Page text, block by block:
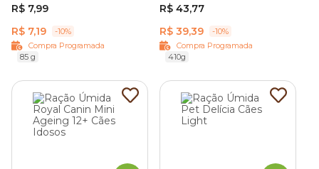
R$ 7,99
R$ 7,19
-10%
Compra Programada
85 g
R$ 43,77
R$ 39,39
-10%
Compra Programada
410g